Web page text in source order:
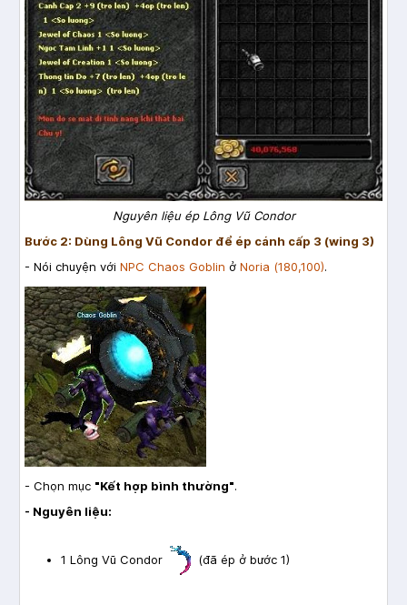
Nguyên liệu ép Lông Vũ Condor
Bước 2: Dùng Lông Vũ Condor để ép cánh cấp 3 (wing 3)
- Nói chuyện với NPC Chaos Goblin ở Noria (180,100).
- Chọn mục "Kết hợp bình thường".
- Nguyên liệu:
1 Lông Vũ Condor (đã ép ở bước 1)